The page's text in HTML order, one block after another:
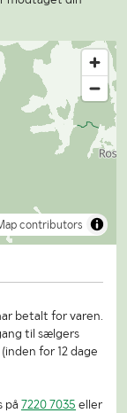
contributors
betalt for varen.
til sælgers
for 12 dage
på 7220 7035 eller